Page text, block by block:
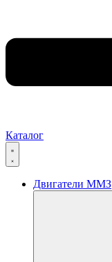
Каталог
Двигатели ММЗ